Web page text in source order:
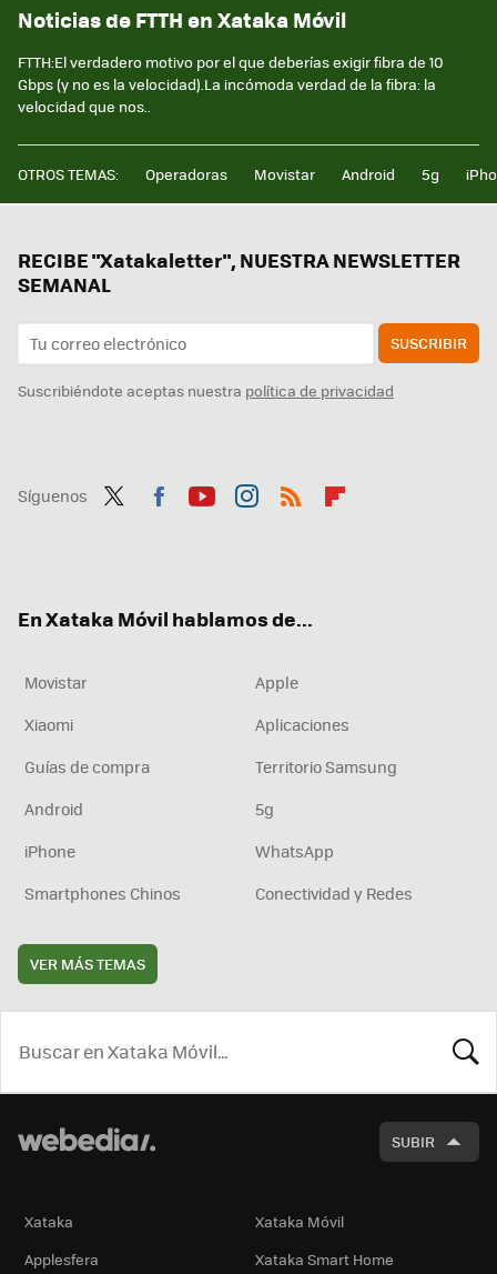
Noticias de FTTH en Xataka Móvil
FTTH:El verdadero motivo por el que deberías exigir fibra de 10
Gbps (y no es la velocidad).La incómoda verdad de la fibra: la
velocidad que nos..
OTROS TEMAS: Operadoras Movistar Android 5g
RECIBE "Xatakaletter", NUESTRA NEWSLETTER
SEMANAL
SUSCRIBIR
Suscribiéndote aceptas nuestra política de privacidad
Síguenos
En Xataka Móvil hablamos de...
Movistar
Apple
Xiaomi
Aplicaciones
Guías de compra
Territorio Samsung
Android
5g
iPhone
WhatsApp
Smartphones Chinos
Conectividad y Redes
VER MÁS TEMAS
SUBIR
Xataka
Xataka Móvil
Applesfera
Xataka Smart Home